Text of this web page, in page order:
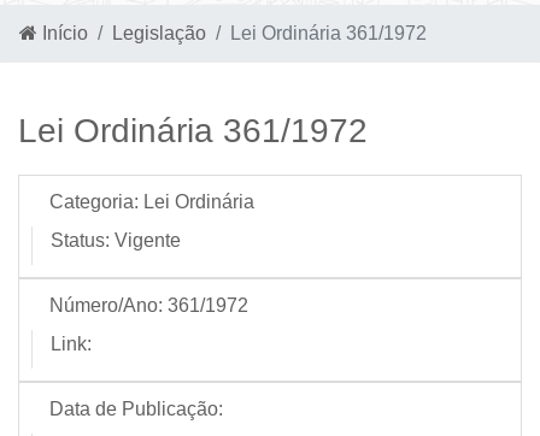
Início Legislação Lei Ordinária 361/1972
Lei Ordinária 361/1972
Categoria: Lei Ordinária
Status: Vigente
Número/Ano: 361/1972
Link:
Data de Publicação: